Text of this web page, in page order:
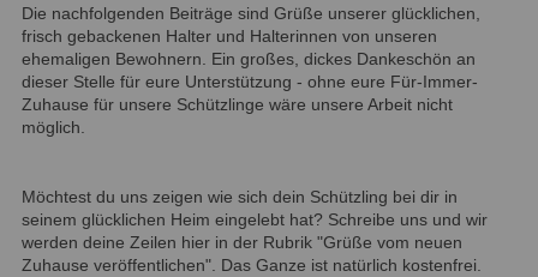
Die nachfolgenden Beiträge sind Grüße unserer glücklichen,
frisch gebackenen Halter und Halterinnen von unseren
ehemaligen Bewohnern. Ein großes, dickes Dankeschön an
dieser Stelle für eure Unterstützung - ohne eure Für-Immer-
Zuhause für unsere Schützlinge wäre unsere Arbeit nicht
möglich.
Möchtest du uns zeigen wie sich dein Schützling bei dir in
seinem glücklichen Heim eingelebt hat? Schreibe uns und wir
werden deine Zeilen hier in der Rubrik "Grüße vom neuen
Zuhause veröffentlichen". Das Ganze ist natürlich kostenfrei.